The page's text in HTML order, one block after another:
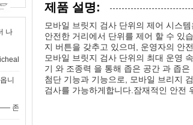
나
니
존
제품 설명:
모바일 브릿지 검사 단위의 제어 시스
안전한 거리에서 단위를 제어 할 수 있
지 버튼을 갖추고 있으며, 운영자의 안
모바일 브릿지 검사 단위의 최대 운영
기 와 조종력 을 통해 좁은 공간 과 좁
첨단 기능과 기능으로, 모바일 브리지
검사를 가능하게합니다.잠재적인 안전